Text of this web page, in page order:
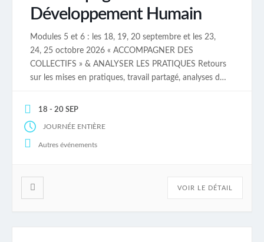
Développement Humain
Modules 5 et 6 : les 18, 19, 20 septembre et les 23,
24, 25 octobre 2026 « ACCOMPAGNER DES
COLLECTIFS » & ANALYSER LES PRATIQUES Retours
sur les mises en pratiques, travail partagé, analyses des
intégrés ou en phase d’intégration et développements.
18 - 20 SEP
JOURNÉE ENTIÈRE
Autres événements
VOIR LE DÉTAIL